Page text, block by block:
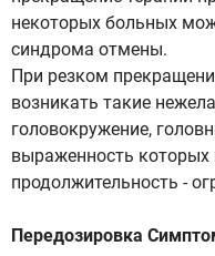
некоторых больных
синдрома отмены.
При резком
возникать такие
головокружение,
выраженность которых
продолжительность -
Передозировка